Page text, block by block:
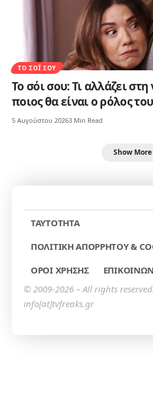
ΤΟ ΣΌΙ ΣΟΥ
Το σόι σου: Τι αλλάζει στη
ποιος θα είναι ο ρόλος
5 Αυγούστου 20263 Min Read
Show More
TAYTOTHTA
ΠΟΛΙΤΙΚΗ ΑΠΟΡΡΗΤΟΥ &
ΟΡΟΙ ΧΡΗΣΗΣ
© 2009-2026 – All rights
info[at]tvfreaks.gr